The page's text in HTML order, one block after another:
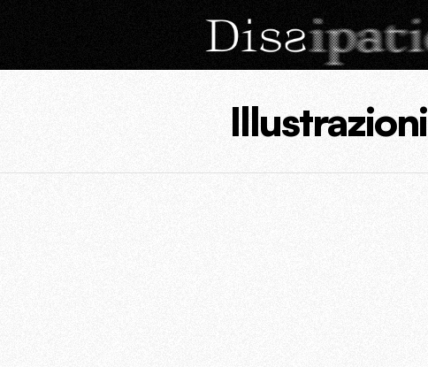
Illustrazioni